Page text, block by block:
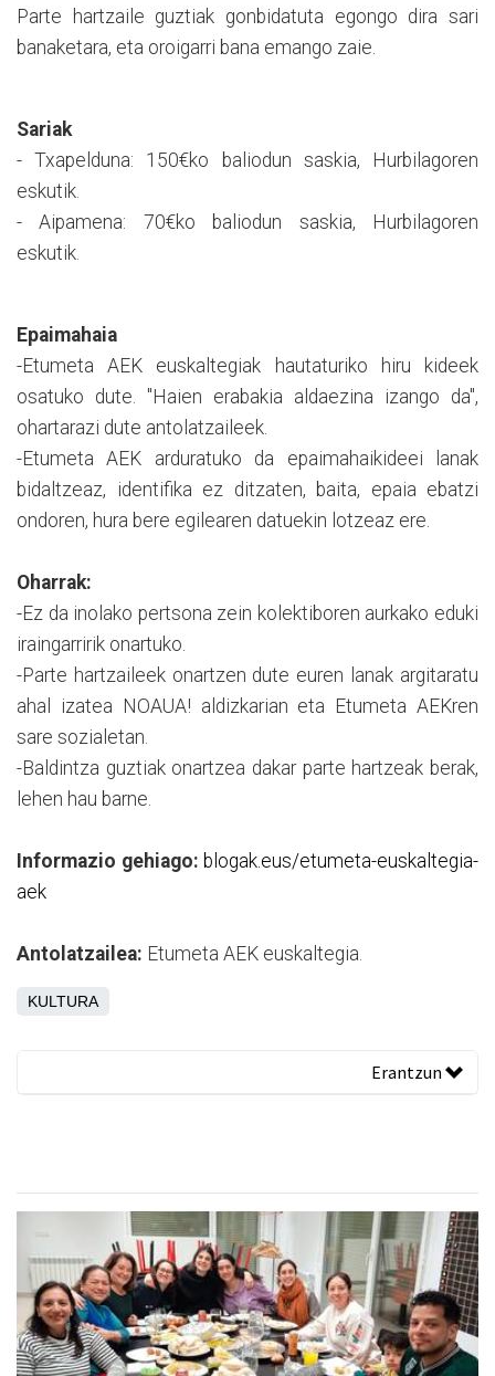
Parte hartzaile guztiak gonbidatuta egongo dira sari
banaketara, eta oroigarri bana emango zaie.
Sariak
- Txapelduna: 150€ko baliodun saskia, Hurbilagoren
eskutik.
- Aipamena: 70€ko baliodun saskia, Hurbilagoren
eskutik.
Epaimahaia
-Etumeta AEK euskaltegiak hautaturiko hiru kideek
osatuko dute. "Haien erabakia aldaezina izango da",
ohartarazi dute antolatzaileek.
-Etumeta AEK arduratuko da epaimahaikideei lanak
bidaltzeaz, identifika ez ditzaten, baita, epaia ebatzi
ondoren, hura bere egilearen datuekin lotzeaz ere.
Oharrak:
-Ez da inolako pertsona zein kolektiboren aurkako eduki
iraingarririk onartuko.
-Parte hartzaileek onartzen dute euren lanak argitaratu
ahal izatea NOAUA! aldizkarian eta Etumeta AEKren
sare sozialetan.
-Baldintza guztiak onartzea dakar parte hartzeak berak,
lehen hau barne.
Informazio gehiago: blogak.eus/etumeta-euskaltegia-
aek
Antolatzailea: Etumeta AEK euskaltegia.
KULTURA
Erantzun